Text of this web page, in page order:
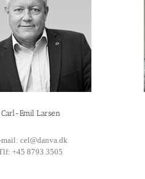
Carl-Emil Larsen
mail: cel@danva.dk
+45 8793 3505